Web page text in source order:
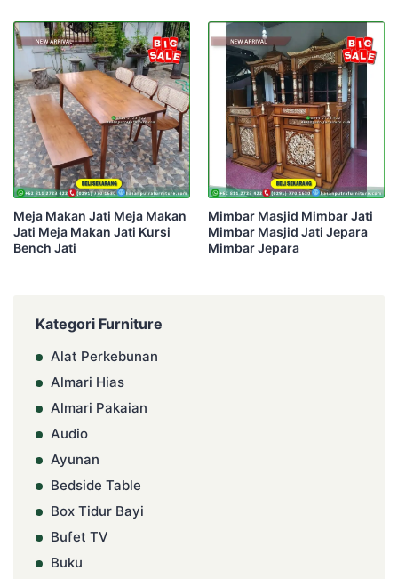
Meja Makan Jati Meja Makan
Jati Meja Makan Jati Kursi
Bench Jati
Mimbar Masjid Mimbar Jati
Mimbar Masjid Jati Jepara
Mimbar Jepara
Kategori Furniture
Alat Perkebunan
Almari Hias
Almari Pakaian
Audio
Ayunan
Bedside Table
Box Tidur Bayi
Bufet TV
Buku